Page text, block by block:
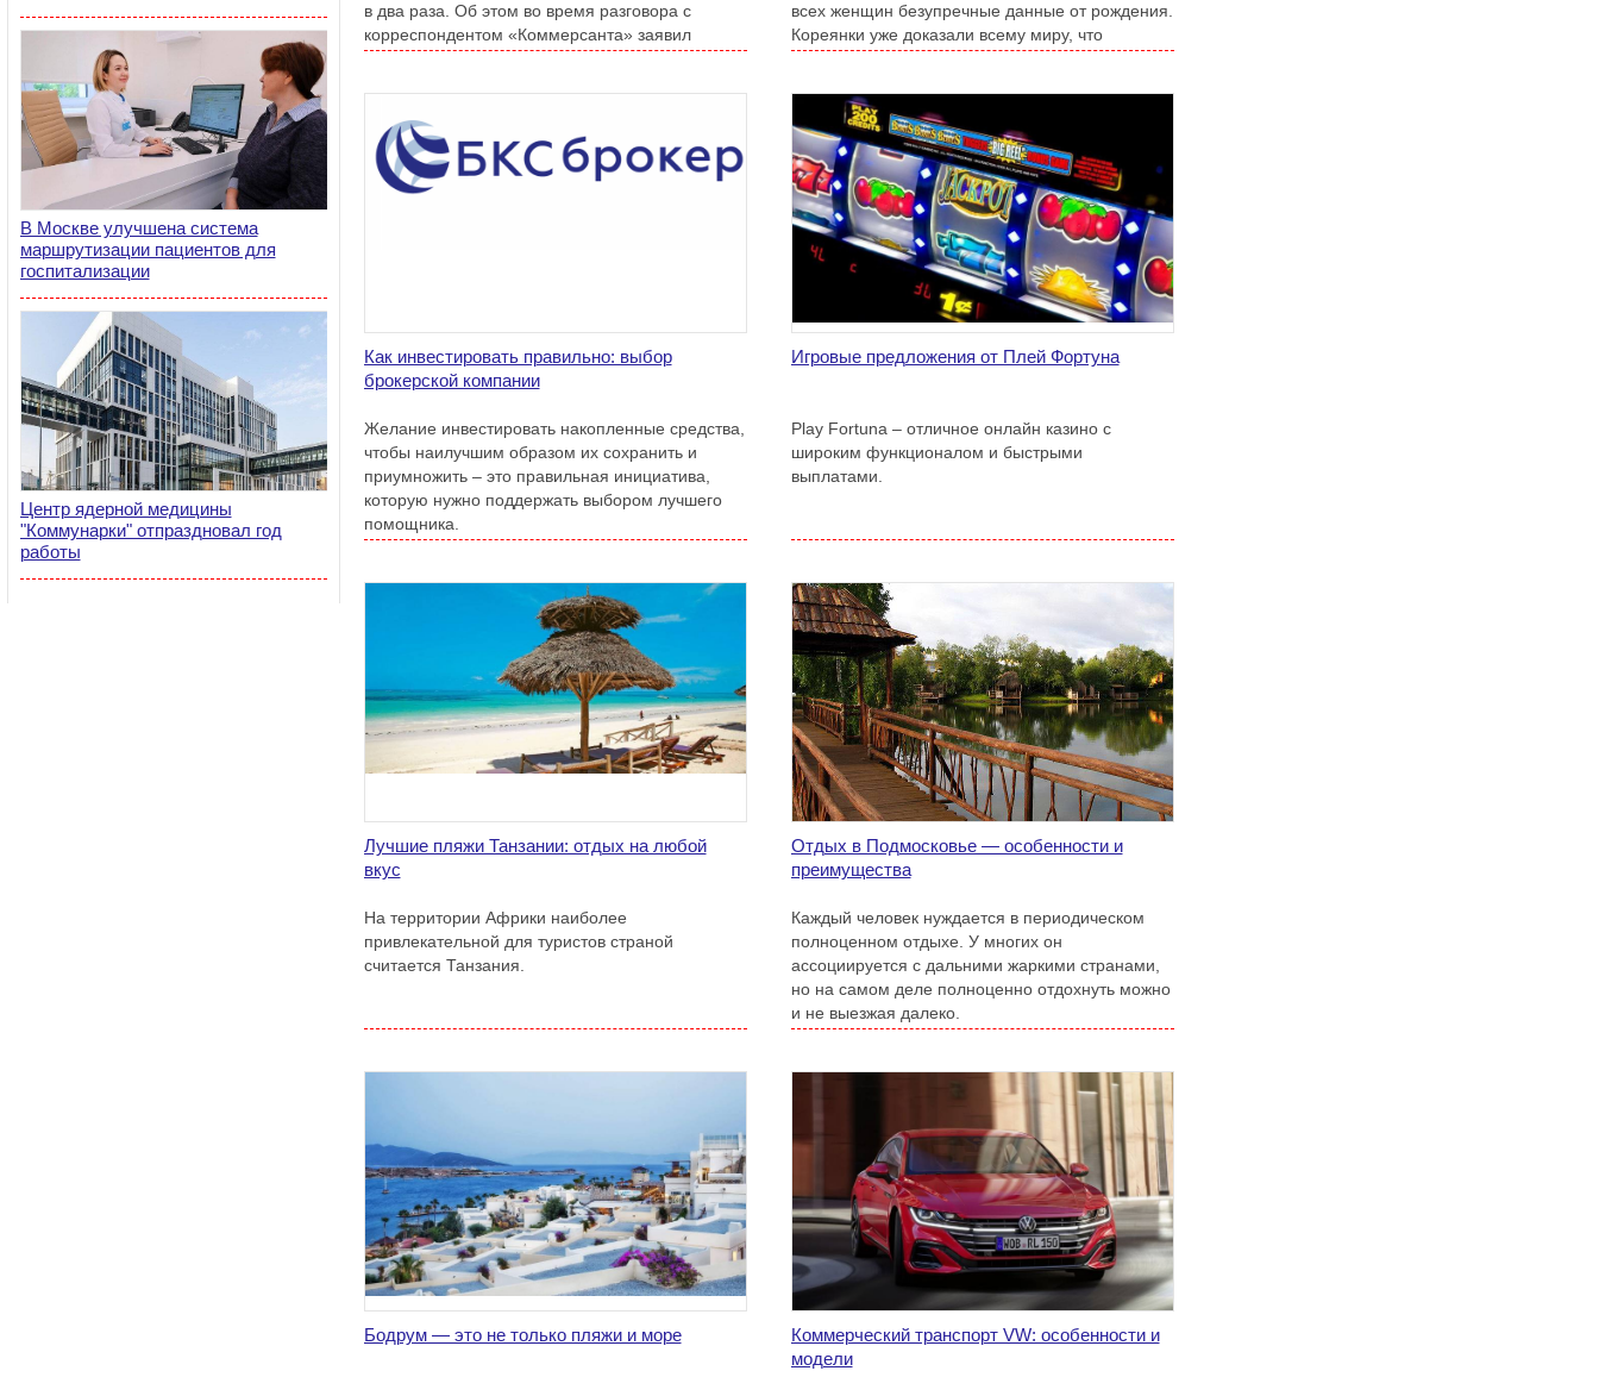
В Москве улучшена система
маршрутизации пациентов для
госпитализации
Центр ядерной медицины
"Коммунарки" отпраздновал год
работы
в два раза. Об этом во время разговора с
корреспондентом «Коммерсанта» заявил
всех женщин безупречные данные от рождения.
Кореянки уже доказали всему миру, что
Как инвестировать правильно: выбор
брокерской компании
Желание инвестировать накопленные средства,
чтобы наилучшим образом их сохранить и
приумножить – это правильная инициатива,
которую нужно поддержать выбором лучшего
помощника.
Игровые предложения от Плей Фортуна
Play Fortuna – отличное онлайн казино с
широким функционалом и быстрыми
выплатами.
Лучшие пляжи Танзании: отдых на любой
вкус
На территории Африки наиболее
привлекательной для туристов страной
считается Танзания.
Отдых в Подмосковье — особенности и
преимущества
Каждый человек нуждается в периодическом
полноценном отдыхе. У многих он
ассоциируется с дальними жаркими странами,
но на самом деле полноценно отдохнуть можно
и не выезжая далеко.
Бодрум — это не только пляжи и море
Коммерческий транспорт VW: особенности и
модели